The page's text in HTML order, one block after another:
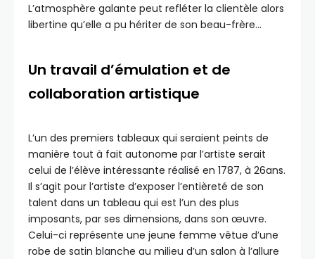
L’atmosphère galante peut refléter la clientèle alors
libertine qu’elle a pu hériter de son beau-frère…
Un travail d’émulation et de
collaboration artistique
L’un des premiers tableaux qui seraient peints de
manière tout à fait autonome par l’artiste serait
celui de l’élève intéressante réalisé en 1787, à 26ans.
Il s’agit pour l’artiste d’exposer l’entièreté de son
talent dans un tableau qui est l’un des plus
imposants, par ses dimensions, dans son œuvre.
Celui-ci représente une jeune femme vêtue d’une
robe de satin blanche au milieu d’un salon à l’allure